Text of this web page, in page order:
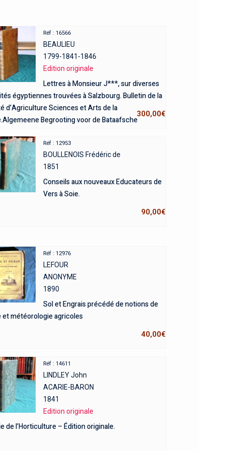
Réf : 16566
BEAULIEU
1799-1841-1846
Edition originale
Lettres à Monsieur J***, sur diverses
égyptiennes trouvées à Salzbourg. Bulletin de la
d’Agriculture Sciences et Arts de la
Begrooting voor de Bataafsche
300,00€
Réf : 12953
BOULLENOIS Frédéric de
1851
Conseils aux nouveaux Educateurs de
Vers à Soie.
90,00€
Réf : 12976
LEFOUR
ANONYME
1890
Sol et Engrais précédé de notions de
et météorologie agricoles
40,00€
Réf : 14611
LINDLEY John
ACARIE-BARON
1841
Edition originale
de l’Horticulture – Édition originale.